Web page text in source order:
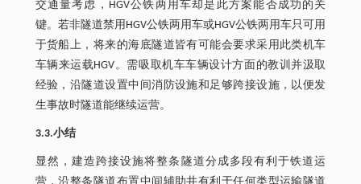
交通量考虑，HGV公铁两用车却是此方案能否成功的关
键。若非隧道禁用HGV公铁两用车或HGV公铁两用车只可用
于货船上，将来的海底隧道皆有可能会要求采用此类机车
车辆来运载HGV。需吸取机车车辆设计方面的教训并汲取
经验，沿隧道设置中间消防设施和足够跨接设施，以便发
生事故时隧道能继续运营。
3.3.小结
显然，建造跨接设施将整条隧道分成多段有利于铁道运